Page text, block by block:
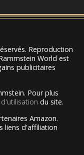
Reproduction
World est
publicitaires
Pour plus
du site.
Amazon.
liens d'affiliation